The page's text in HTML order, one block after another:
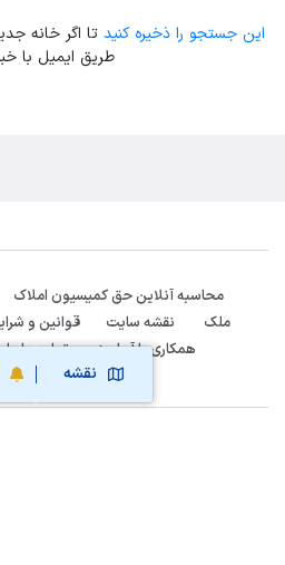
نقشه
این جستجو را ذخیره کنید تا اگر خانه
طریق ایمیل با
محاسبه آنلاین حق کمیسیون املاک
ملک
نقشه سایت قوانین و
همکاری با آریامرز
تماس با ما